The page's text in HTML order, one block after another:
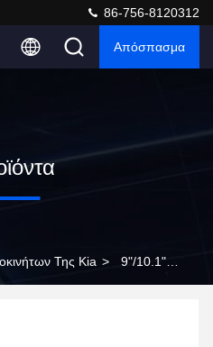
86-756-8120312
Απόσπασμα
Της Kia > 9"/10.1"